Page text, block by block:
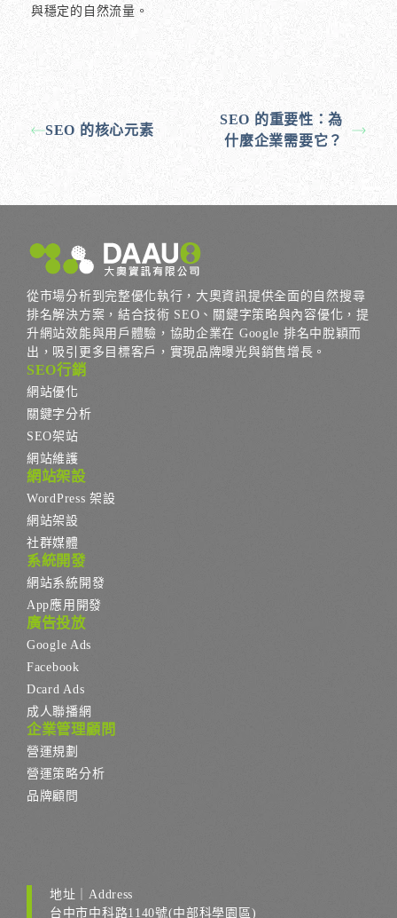
與穩定的自然流量。
SEO 的核心元素
SEO 的重要性：為
什麼企業需要它？
從市場分析到完整優化執行，大奧資訊提供全面的自然搜尋
排名解決方案，結合技術 SEO、關鍵字策略與內容優化，提
升網站效能與用戶體驗，協助企業在 Google 排名中脫穎而
出，吸引更多目標客戶，實現品牌曝光與銷售增長。
SEO行銷
網站優化
關鍵字分析
SEO架站
網站維護
網站架設
WordPress 架設
網站架設
社群媒體
系統開發
網站系統開發
App應用開發
廣告投放
Google Ads
Facebook
Dcard Ads
成人聯播網
企業管理顧問
營運規劃
營運策略分析
品牌顧問
地址｜Address
台中市中科路1140號(中部科學園區)